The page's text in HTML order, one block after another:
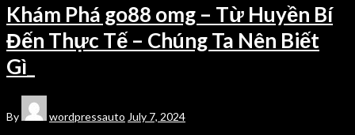
Khám Phá go88 omg – Từ Huyền Bí
Đến Thực Tế – Chúng Ta Nên Biết
Gì_
By wordpressauto July 7, 2024